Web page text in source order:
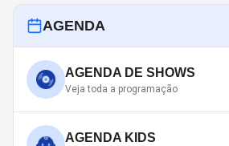
AGENDA
AGENDA DE SHOWS
Veja toda a programação
AGENDA KIDS